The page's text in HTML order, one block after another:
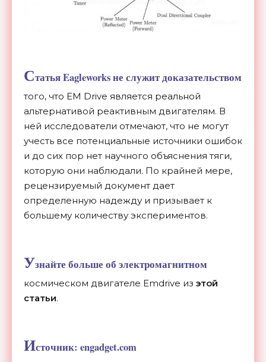
Статья Eagleworks не служит доказательством
того, что EM Drive является реальной
альтернативой реактивным двигателям. В
ней исследователи отмечают, что не могут
учесть все потенциальные источники ошибок
и до сих пор нет научного объяснения тяги,
которую они наблюдали. По крайней мере,
рецензируемый документ дает
определенную надежду и призывает к
большему количеству экспериментов.
Узнайте больше об электромагнитном
космическом двигателе Emdrive из этой
статьи.
Источник: engadget.com